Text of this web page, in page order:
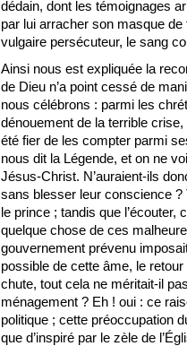
dédain, dont les témoignages
par lui arracher son masque de
vulgaire persécuteur, le sang
Ainsi nous est expliquée la
de Dieu n’a point cessé de
nous célébrons : parmi les
dénouement de la terrible
été fier de les compter parmi
nous dit la Légende, et on ne
Jésus-Christ. N’auraient-ils
sans blesser leur conscience ?
le prince ; tandis que l’écouter,
quelque chose de ces
gouvernement prévenu
possible de cette âme, le retour
chute, tout cela ne méritait-il
ménagement ? Eh ! oui : ce
politique ; cette préoccupation
que d’inspiré par le zèle de